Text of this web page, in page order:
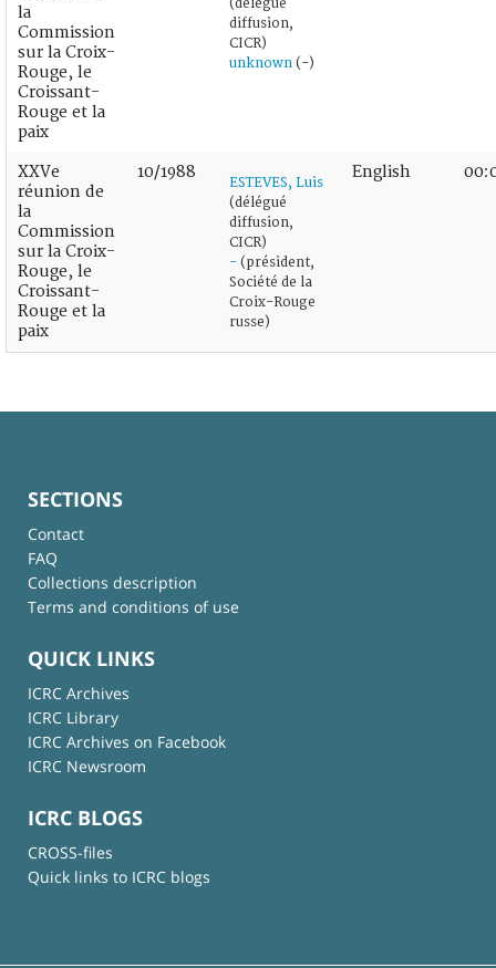
la
Commission
sur la Croix-
Rouge, le
Croissant-
Rouge et la
paix
(délégué
diffusion,
CICR)
unknown (-)
XXVe
réunion de
la
Commission
sur la Croix-
Rouge, le
Croissant-
Rouge et la
paix
10/1988
ESTEVES, Luis
(délégué
diffusion,
CICR)
- (président,
Société de la
Croix-Rouge
russe)
English
SECTIONS
Contact
FAQ
Collections description
Terms and conditions of use
QUICK LINKS
ICRC Archives
ICRC Library
ICRC Archives on Facebook
ICRC Newsroom
ICRC BLOGS
CROSS-files
Quick links to ICRC blogs